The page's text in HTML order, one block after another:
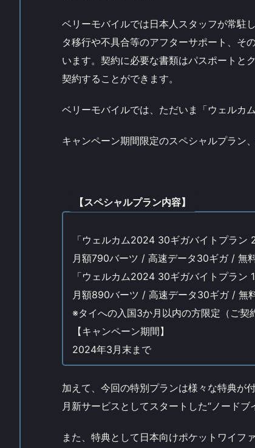
ベリーモバイルでは日本人スタッフが常駐
タ移行や不具合等のアフターサポート、そ
います。契約に必要な書類はパスポートと
契約することができます。
ベリーモバイルでは、ただいま「ウェルカ
キャンペーン期間限定のスペシャルプラン
【スペシャルプラン内容】
「ウェルカム2024 30ギガバイトプラン
月額790バーツ / 高速データ30ギガ / 無
「ウェルカム2024 30ギガバイトプラン 1
月額890バーツ / 高速データ30ギガ / 無
※タイへの入国3か月以内の方限定（ご契
【キャンペーン期間】
2024年3月末まで
加えて、今回の特別プランは様々な特典が
月新サービスとしてスタートした“ノードブ
また、特典として日本向けポケットワイフ